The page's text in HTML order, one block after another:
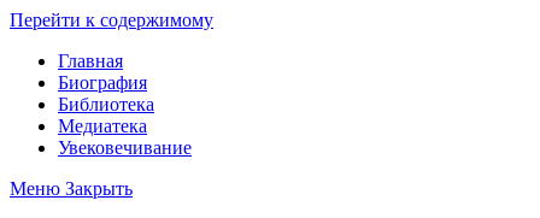
Перейти к содержимому
Главная
Биография
Библиотека
Медиатека
Увековечивание
Меню Закрыть